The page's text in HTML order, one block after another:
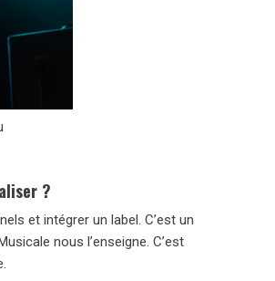
?
et intégrer un label. C’est un
nous l’enseigne. C’est